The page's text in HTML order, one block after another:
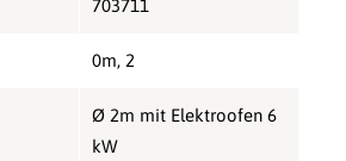
703711
0m, 2
Ø 2m mit Elektroofen 6
kW